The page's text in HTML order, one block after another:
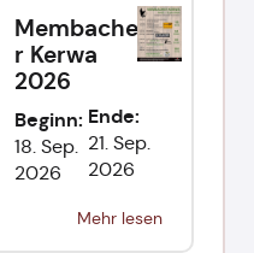
Membache
r Kerwa
2026
Beginn:
18. Sep.
2026
Ende:
21. Sep.
2026
Mehr lesen